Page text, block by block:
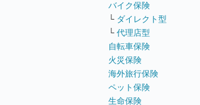
バイク保険
└ ダイレクト型
└ 代理店型
自転車保険
火災保険
海外旅行保険
ペット保険
生命保険